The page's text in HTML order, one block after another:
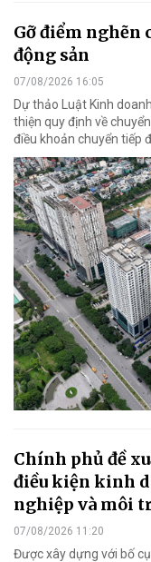
Gỡ điểm nghẽn
động sản
07/08/2026 16:05
Dự thảo Luật Kinh
thiện quy định về
điều khoản chuyển tiếp
Chính phủ đề
điều kiện kinh
nghiệp và môi
07/08/2026 11:20
Được xây dựng với bố